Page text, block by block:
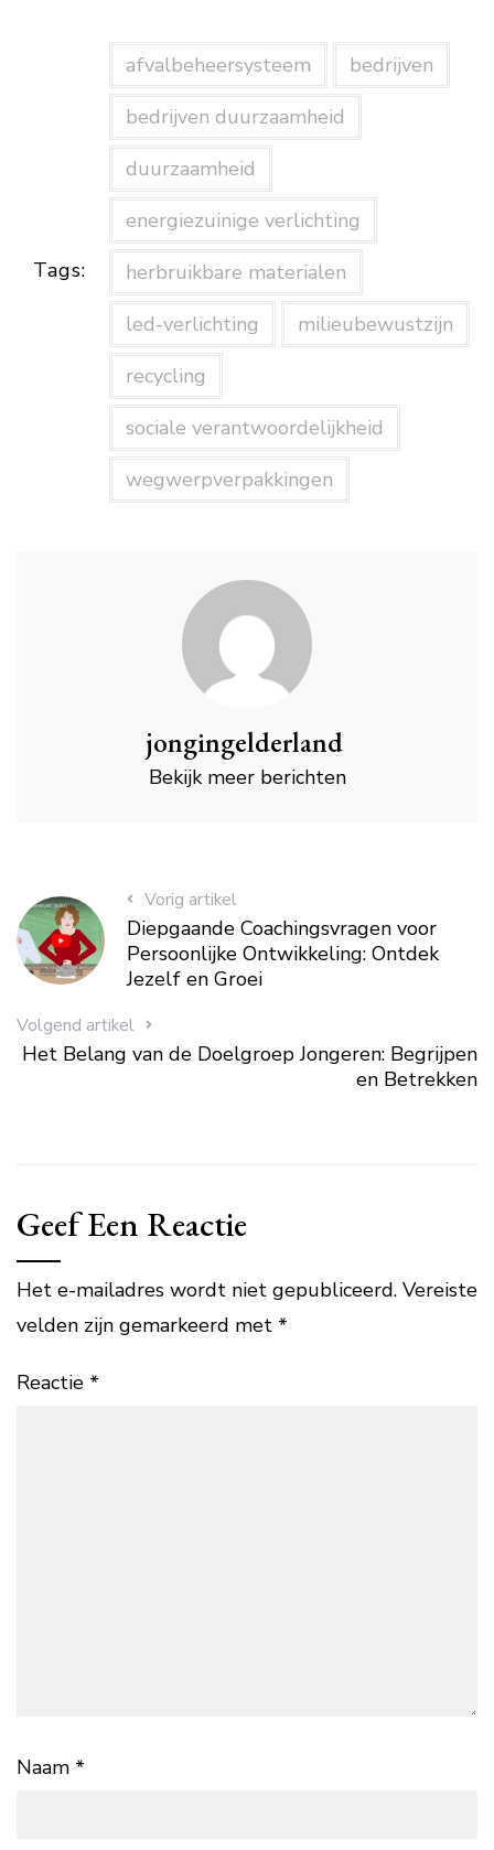
Tags:
afvalbeheersysteem
bedrijven
bedrijven duurzaamheid
duurzaamheid
energiezuinige verlichting
herbruikbare materialen
led-verlichting
milieubewustzijn
recycling
sociale verantwoordelijkheid
wegwerpverpakkingen
jongingelderland
Bekijk meer berichten
Vorig artikel
Diepgaande Coachingsvragen voor
Persoonlijke Ontwikkeling: Ontdek
Jezelf en Groei
Volgend artikel
Het Belang van de Doelgroep Jongeren: Begrijpen
en Betrekken
Geef Een Reactie
Het e-mailadres wordt niet gepubliceerd. Vereiste
velden zijn gemarkeerd met *
Reactie *
Naam *